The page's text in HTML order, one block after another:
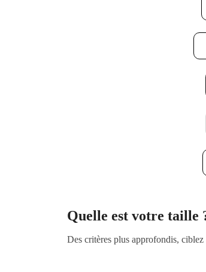
Quelle est votre taille
Des critères plus approfondis,